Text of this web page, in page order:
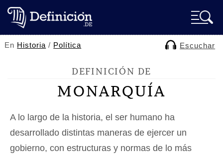
En Historia / Política Escuchar
DEFINICIÓN DE
MONARQUÍA
A lo largo de la historia, el ser humano ha
desarrollado distintas maneras de ejercer un
gobierno, con estructuras y normas de lo más